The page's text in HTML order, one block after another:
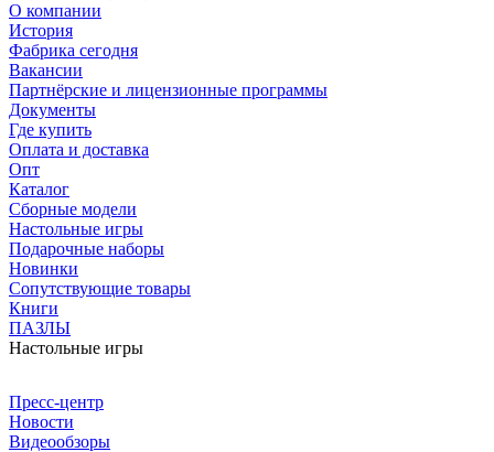
О компании
История
Фабрика сегодня
Вакансии
Партнёрские и лицензионные программы
Документы
Где купить
Оплата и доставка
Опт
Каталог
Сборные модели
Настольные игры
Подарочные наборы
Новинки
Сопутствующие товары
Книги
ПАЗЛЫ
Настольные игры
Пресс-центр
Новости
Видеообзоры